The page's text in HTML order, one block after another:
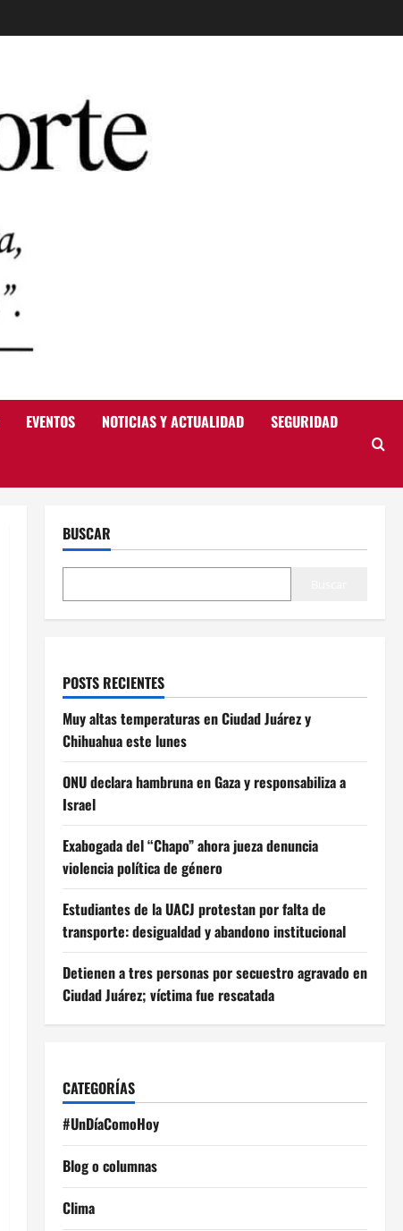
EVENTOS NOTICIAS Y ACTUALIDAD SEGURIDAD
BUSCAR
POSTS RECIENTES
Muy altas temperaturas en Ciudad Juárez y
Chihuahua este lunes
ONU declara hambruna en Gaza y responsabiliza a
Israel
Exabogada del “Chapo” ahora jueza denuncia
violencia política de género
Estudiantes de la UACJ protestan por falta de
transporte: desigualdad y abandono institucional
Detienen a tres personas por secuestro agravado en
Ciudad Juárez; víctima fue rescatada
CATEGORÍAS
#UnDíaComoHoy
Blog o columnas
Clima